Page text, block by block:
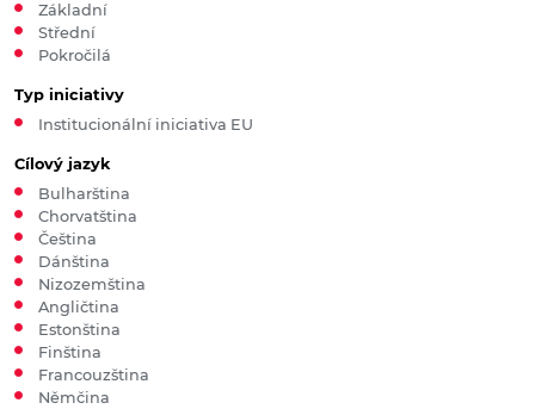
Základní
Střední
Pokročilá
Typ iniciativy
Institucionální iniciativa EU
Cílový jazyk
Bulharština
Chorvatština
Čeština
Dánština
Nizozemština
Angličtina
Estonština
Finština
Francouzština
Němčina